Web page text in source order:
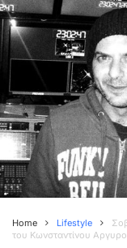
Home Lifestyle
του Κωνσταντίνου